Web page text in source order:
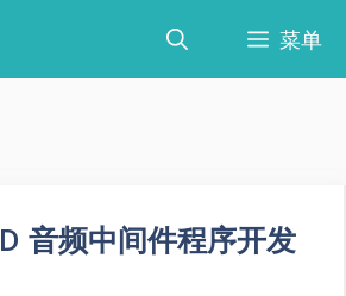
菜单
音频中间件程序开发